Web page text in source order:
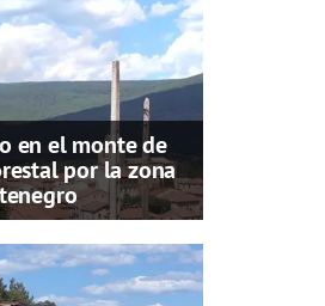
en el monte de
por la zona